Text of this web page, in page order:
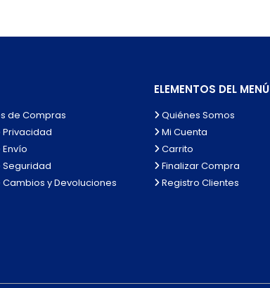
de Compras
Seguridad
y Devoluciones
ELEMENTOS DEL MENÚ
Quiénes Somos
Mi Cuenta
Carrito
Finalizar Compra
Registro Clientes